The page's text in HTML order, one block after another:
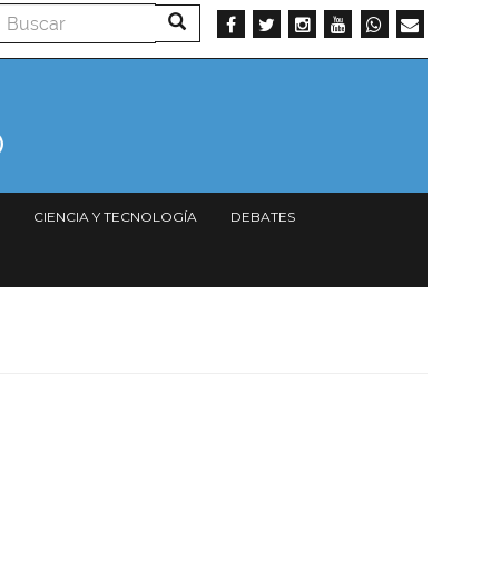
Buscar Buscar
CIENCIA Y TECNOLOGÍA DEBATES